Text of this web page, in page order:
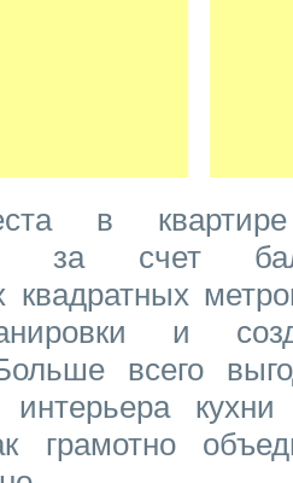
в
за счет
квадратных
и
всего
интерьера
грамотно